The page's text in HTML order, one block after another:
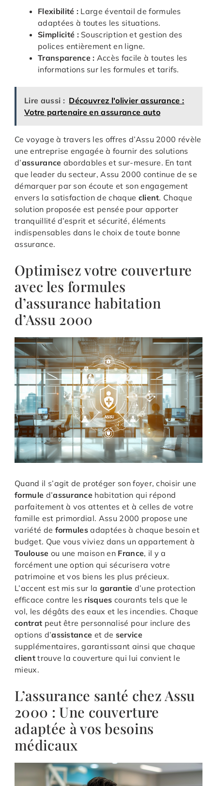
Flexibilité : Large éventail de formules
adaptées à toutes les situations.
Simplicité : Souscription et gestion des
polices entièrement en ligne.
Transparence : Accès facile à toutes les
informations sur les formules et tarifs.
Lire aussi : Découvrez l'olivier assurance :
Votre partenaire en assurance auto
Ce voyage à travers les offres d’Assu 2000 révèle
une entreprise engagée à fournir des solutions
d’assurance abordables et sur-mesure. En tant
que leader du secteur, Assu 2000 continue de se
démarquer par son écoute et son engagement
envers la satisfaction de chaque client. Chaque
solution proposée est pensée pour apporter
tranquillité d’esprit et sécurité, éléments
indispensables dans le choix de toute bonne
assurance.
Optimisez votre couverture
avec les formules
d’assurance habitation
d’Assu 2000
Quand il s’agit de protéger son foyer, choisir une
formule d’assurance habitation qui répond
parfaitement à vos attentes et à celles de votre
famille est primordial. Assu 2000 propose une
variété de formules adaptées à chaque besoin et
budget. Que vous viviez dans un appartement à
Toulouse ou une maison en France, il y a
forcément une option qui sécurisera votre
patrimoine et vos biens les plus précieux.
L’accent est mis sur la garantie d’une protection
efficace contre les risques courants tels que le
vol, les dégâts des eaux et les incendies. Chaque
contrat peut être personnalisé pour inclure des
options d’assistance et de service
supplémentaires, garantissant ainsi que chaque
clienttrouve la couverture qui lui convient le
mieux.
L’assurance santé chez Assu
2000 : Une couverture
adaptée à vos besoins
médicaux